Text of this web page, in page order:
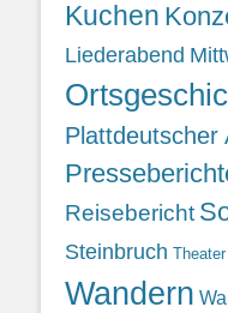
Kuchen
Liederabend
Plattdeutscher
Reisebericht
Steinbruch Theater
Wandern